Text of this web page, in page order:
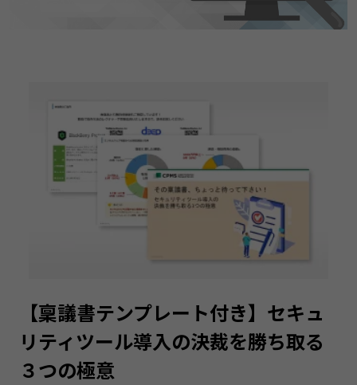
【稟議書テンプレート付き】セキュ
リティツール導入の決裁を勝ち取る
３つの極意